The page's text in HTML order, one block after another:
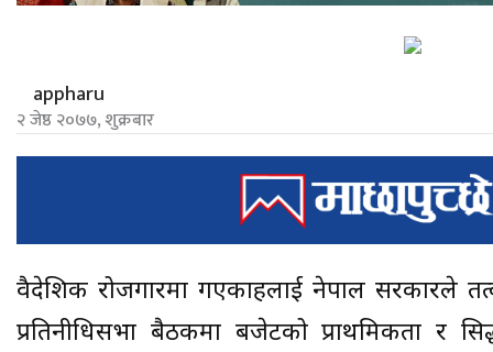
appharu
२ जेष्ठ २०७७, शुक्रबार
वैदेशिक रोजगारमा गएकाहरुलाई नेपाल सरकारले
प्रतिनीधिसभा बैठकमा बजेटको प्राथमिकता र